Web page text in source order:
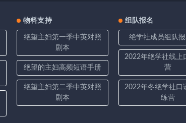
物料支持
绝望主妇第一季中英对照
剧本
绝望的主妇高频短语手册
绝望主妇第二季中英对照
剧本
组队报名
绝学社成员组队
2022年绝学社线上
营
2022年冬绝学社口
练营